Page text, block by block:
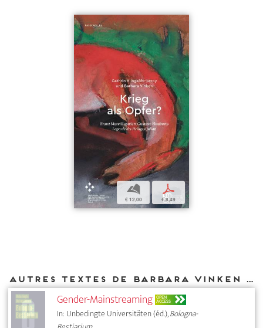
b
€ 12,00
p
€ 8,49
Autres textes de Barbara Vinken parus chez DIAPHANES
Gender-Mainstreaming OPEN
ACCESS
In: Unbedingte Universitäten (éd.),Bologna-